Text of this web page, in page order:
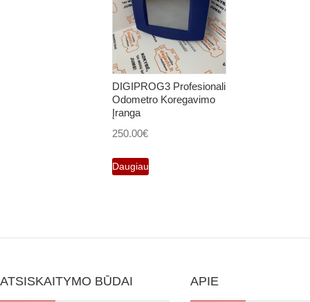
DIGIPROG3 Profesionali
Odometro Koregavimo
Įranga
250.00€
Daugiau
ATSISKAITYMO BŪDAI APIE